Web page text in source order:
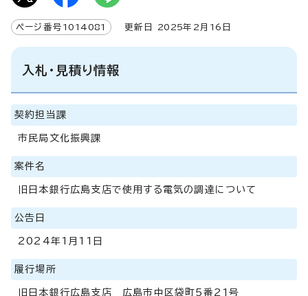
ページ番号 1014081 更新日 2025年2月 16 日
入札・見積り情報
契約担当課
市民局文化振興課
案件名
旧日本銀行広島支店で使用する電気の調達について
公告日
2024年1月11日
履行場所
旧日本銀行広島支店 広島市中区袋町5番21号